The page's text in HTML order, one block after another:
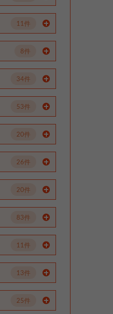
11件
8件
34件
53件
20件
26件
20件
83件
11件
13件
25件